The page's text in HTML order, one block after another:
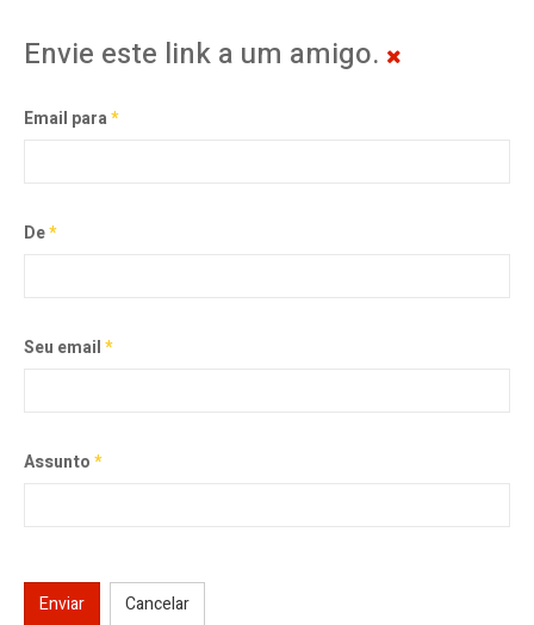
Envie este link a um amigo.
Email para*
De*
Seu email*
Assunto*
Enviar Cancelar